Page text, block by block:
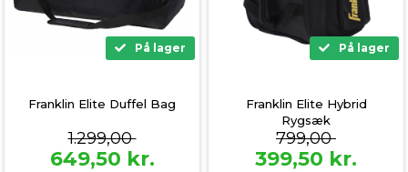
På lager
Franklin Elite Duffel Bag
1.299,00
649,50 kr.
På lager
Franklin Elite Hybrid
Rygsæk
799,00
399,50 kr.